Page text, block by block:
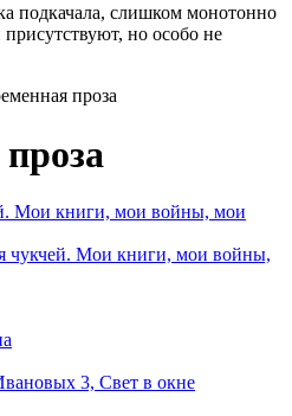
подкачала, слишком монотонно
но особо не
проза
чукчей. Мои книги, мои войны,
3, Свет в окне